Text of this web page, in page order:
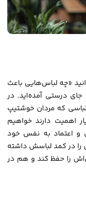
«چه لباس‌هایی باعث
درستی آمده‌اید. در
، به بررسی ۱۰ لباسی که مردان خوشتیپ
اهمیت دارند خواهیم
و اعتماد به نفس خود
را در کمد لباسش داشته
را حفظ کند و هم در